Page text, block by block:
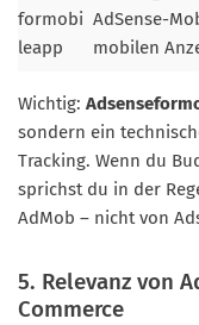
formobi
leapp
AdSense-
mobilen
Wichtig:
sondern ein
Tracking. Wenn du
sprichst du in der
AdMob – nicht von
5. Relevanz von
Commerce